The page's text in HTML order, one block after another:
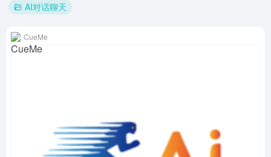
AI对话聊天
CueMe